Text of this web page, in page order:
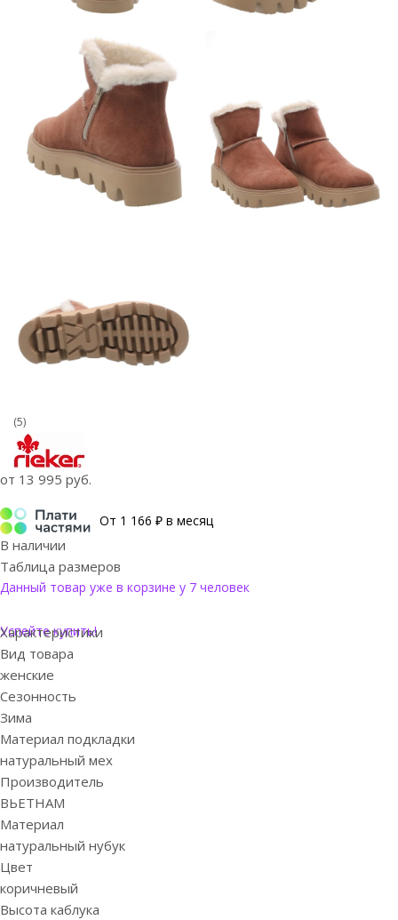
(5)
от 13 995 руб.
От 1 166 ₽ в месяц
В наличии
Таблица размеров
Данный товар уже в корзине у 7 человек
Успейте купить!
Характеристики
Вид товара
женские
Сезонность
Зима
Материал подкладки
натуральный мех
Производитель
ВЬЕТНАМ
Материал
натуральный нубук
Цвет
коричневый
Высота каблука